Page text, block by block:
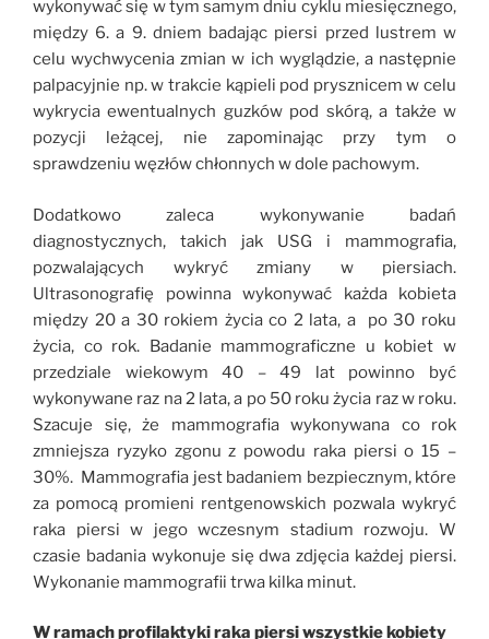
wykonywać się w tym samym dniu cyklu miesięcznego,
między 6. a 9. dniem badając piersi przed lustrem w
celu wychwycenia zmian w ich wyglądzie, a następnie
palpacyjnie np. w trakcie kąpieli pod prysznicem w celu
wykrycia ewentualnych guzków pod skórą, a także w
pozycji leżącej, nie zapominając przy tym o
sprawdzeniu węzłów chłonnych w dole pachowym.
Dodatkowo zaleca wykonywanie badań
diagnostycznych, takich jak USG i mammografia,
pozwalających wykryć zmiany w piersiach.
Ultrasonografię powinna wykonywać każda kobieta
między 20 a 30 rokiem życia co 2 lata, a po 30 roku
życia, co rok. Badanie mammograficzne u kobiet w
przedziale wiekowym 40 – 49 lat powinno być
wykonywane raz na 2 lata, a po 50 roku życia raz w roku.
Szacuje się, że mammografia wykonywana co rok
zmniejsza ryzyko zgonu z powodu raka piersi o 15 –
30%. Mammografia jest badaniem bezpiecznym, które
za pomocą promieni rentgenowskich pozwala wykryć
raka piersi w jego wczesnym stadium rozwoju. W
czasie badania wykonuje się dwa zdjęcia każdej piersi.
Wykonanie mammografii trwa kilka minut.
W ramach profilaktyki raka piersi wszystkie kobiety